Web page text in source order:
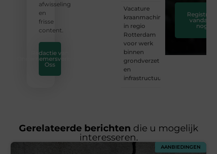
afwisseling
en
frisse
content.
Redactie van
Ondernemersverbond
Oss
Vacature
kraanmachinist
in regio
Rotterdam
voor werk
binnen
grondverzet
en
infrastructuur
Registreer
vandaag
nog
Gerelateerde berichten die u mogelijk
interesseren.
AANBIEDINGEN